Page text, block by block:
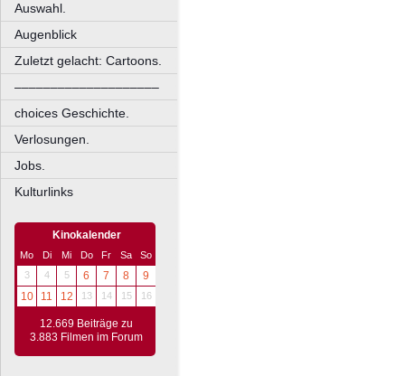
Auswahl.
Augenblick
Zuletzt gelacht: Cartoons.
––––––––––––––––––––
choices Geschichte.
Verlosungen.
Jobs.
Kulturlinks
Kinokalender
Mo Di Mi Do Fr Sa
So
3
4 5 6 7 8
9
10
11 12 13 14 15 16
12.669 Beiträge zu
3.883 Filmen im Forum